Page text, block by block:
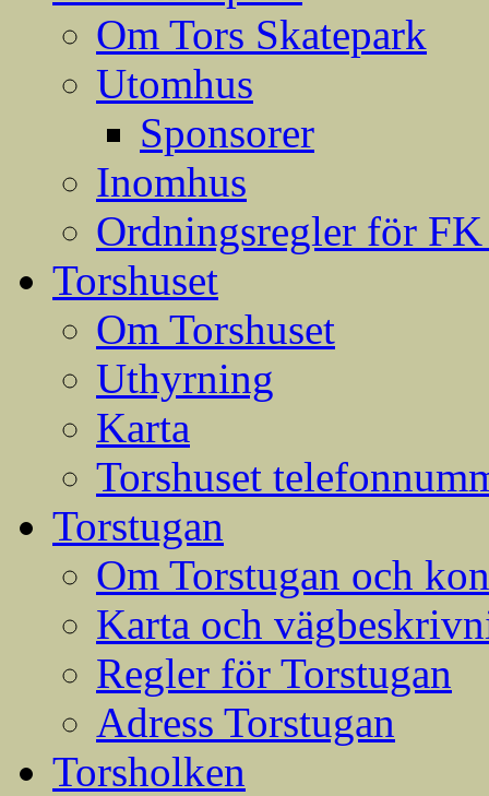
Om Tors Skatepark
Utomhus
Sponsorer
Inomhus
Ordningsregler för FK
Torshuset
Om Torshuset
Uthyrning
Karta
Torshuset
Torstugan
Om Torstugan och
Karta och
Regler för Torstugan
Adress Torstugan
Torsholken